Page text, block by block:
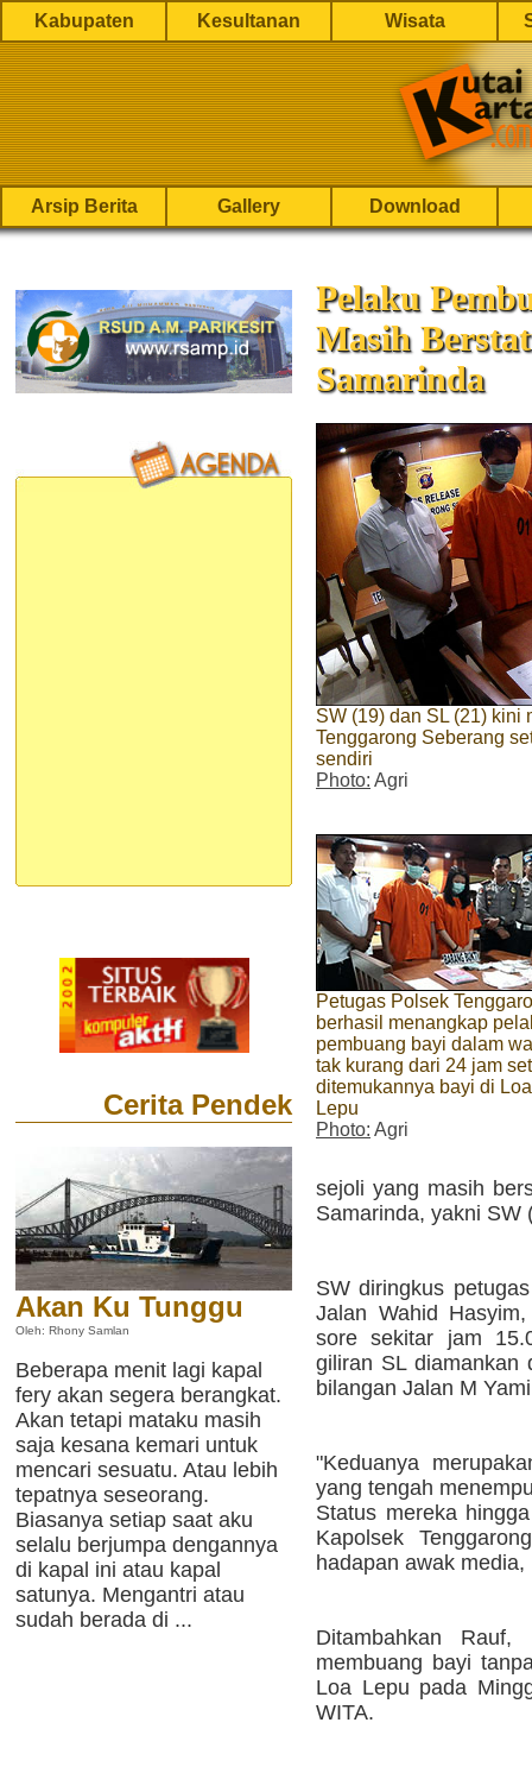
Kabupaten Kesultanan Wisata
Arsip Berita Gallery Download
Cerita Pendek
Akan Ku Tunggu
Oleh: Rhony Samlan
Beberapa menit lagi kapal
fery akan segera berangkat.
Akan tetapi mataku masih
saja kesana kemari untuk
mencari sesuatu. Atau lebih
tepatnya seseorang.
Biasanya setiap saat aku
selalu berjumpa dengannya
di kapal ini atau kapal
satunya. Mengantri atau
sudah berada di ...
Pelaku
Masih
Samarinda
SW (19) dan SL (21) kini
Tenggarong Seberang
sendiri
Photo: Agri
Petugas Polsek
berhasil menangkap
pembuang bayi dalam
tak kurang dari 24 jam
ditemukannya bayi di Loa
Lepu
Photo: Agri
sejoli yang masih
Samarinda, yakni SW
SW diringkus
Jalan Wahid
sore sekitar jam
giliran SL diamankan
bilangan Jalan M
"Keduanya
yang tengah
Status mereka
Kapolsek
hadapan awak
Ditambahkan
membuang bayi
Loa Lepu pada
WITA.